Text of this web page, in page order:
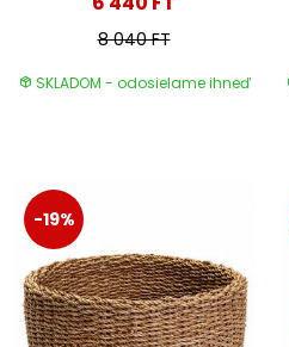
8 040 FT
SKLADOM - odosielame ihneď
-19%